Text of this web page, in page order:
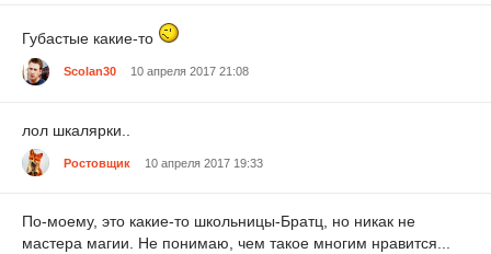
Губастые какие-то
Scolan30 10 апреля 2017 21:08
лол шкалярки..
Ростовщик 10 апреля 2017 19:33
По-моему, это какие-то школьницы-Братц, но никак не
мастера магии. Не понимаю, чем такое многим нравится...